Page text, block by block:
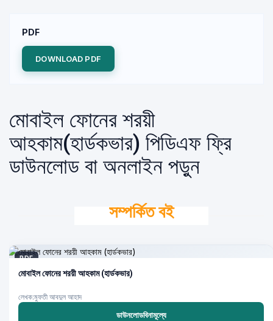
PDF
DOWNLOAD PDF
মোবাইল ফোনের শরয়ী
আহকাম(হার্ডকভার) পিডিএফ ফ্রি
ডাউনলোড বা অনলাইন পড়ুন
সম্পর্কিত বই
PDF
মোবাইল ফোনের শরয়ী আহকাম (হার্ডকভার)
লেখক:মুফতী আবদুল আহাদ
ডাউনলোডবিনামূল্যে